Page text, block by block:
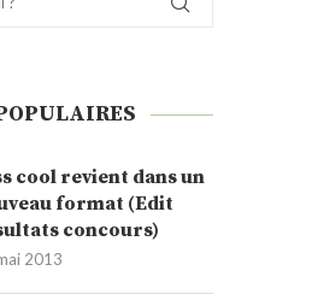
cool revient dans un
format (Edit
concours)
2013